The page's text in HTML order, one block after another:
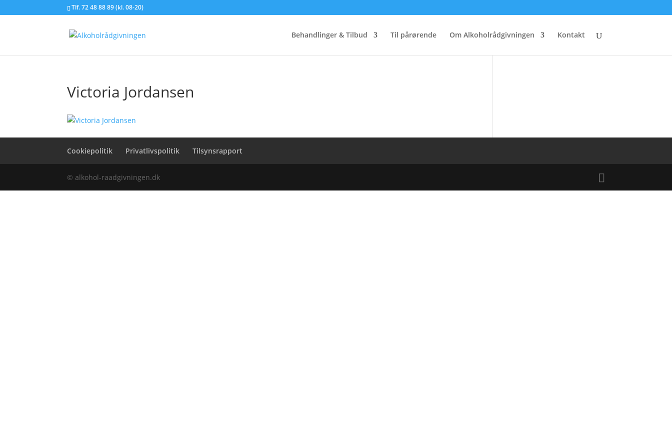
Tlf. 72 48 88 89 (kl. 08-20)
Behandlinger & Tilbud Til pårørende Om Alkoholrådgivningen Kontakt
Victoria Jordansen
Cookiepolitik Privatlivspolitik Tilsynsrapport
© alkohol-raadgivningen.dk